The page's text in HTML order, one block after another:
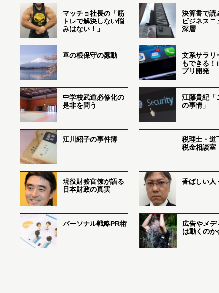
マッチョ社長の「筋
トレで解決しない悩
みはない！」
決算書で読
ビジネスニ
深層
草の根保守の蠢動
文系サラリ
もできる
プリ開発
中学校武道必修化の
是非を問う
江藤貴紀「
の事情」
江川紹子の事件簿
税理士・道
税金相談室
現役財務官僚が語る
日本財政の真実
香ばしい
パーソナル戦略PR術
広告やメデ
は動くのか